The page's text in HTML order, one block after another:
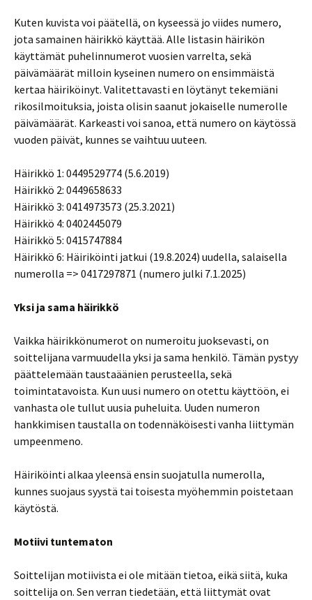
Kuten kuvista voi päätellä, on kyseessä jo viides numero,
jota samainen häirikkö käyttää. Alle listasin häirikön
käyttämät puhelinnumerot vuosien varrelta, sekä
päivämäärät milloin kyseinen numero on ensimmäistä
kertaa häiriköinyt. Valitettavasti en löytänyt tekemiäni
rikosilmoituksia, joista olisin saanut jokaiselle numerolle
päivämäärät. Karkeasti voi sanoa, että numero on käytössä
vuoden päivät, kunnes se vaihtuu uuteen.
Häirikkö 1: 0449529774 (5.6.2019)
Häirikkö 2: 0449658633
Häirikkö 3: 0414973573 (25.3.2021)
Häirikkö 4: 0402445079
Häirikkö 5: 0415747884
Häirikkö 6: Häiriköinti jatkui (19.8.2024) uudella, salaisella
numerolla => 0417297871 (numero julki 7.1.2025)
Yksi ja sama häirikkö
Vaikka häirikkönumerot on numeroitu juoksevasti, on
soittelijana varmuudella yksi ja sama henkilö. Tämän pystyy
päättelemään taustaäänien perusteella, sekä
toimintatavoista. Kun uusi numero on otettu käyttöön, ei
vanhasta ole tullut uusia puheluita. Uuden numeron
hankkimisen taustalla on todennäköisesti vanha liittymän
umpeenmeno.
Häiriköinti alkaa yleensä ensin suojatulla numerolla,
kunnes suojaus syystä tai toisesta myöhemmin poistetaan
käytöstä.
Motiivi tuntematon
Soittelijan motiivista ei ole mitään tietoa, eikä siitä, kuka
soittelija on. Sen verran tiedetään, että liittymät ovat